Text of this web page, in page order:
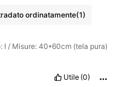
ordinatamente(1)
I / Misure: 40*60cm (tela pura)
Utile (0)